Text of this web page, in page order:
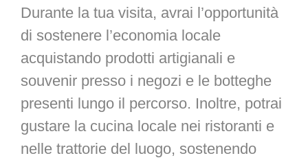
Durante la tua visita, avrai l’opportunità
di sostenere l’economia locale
acquistando prodotti artigianali e
souvenir presso i negozi e le botteghe
presenti lungo il percorso. Inoltre, potrai
gustare la cucina locale nei ristoranti e
nelle trattorie del luogo, sostenendo